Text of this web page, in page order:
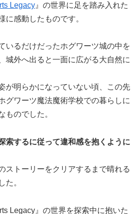
Legacy 』の世界に足を踏み入れた
に感動したものです。
いるだけだったホグワーツ城の中を
城外へ出ると一面に広がる大自然に
が明らかになっていない頃、この先
グワーツ魔法魔術学校での暮らしに
ものでした。
索するに従って違和感を抱くように
ストーリーをクリアするまで晴れる
た。
Legacy』の世界を探索中に抱いた